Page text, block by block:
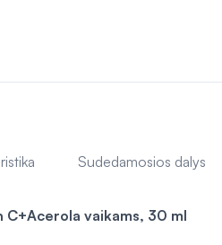
Sudedamosios dalys
C+Acerola vaikams, 30 ml